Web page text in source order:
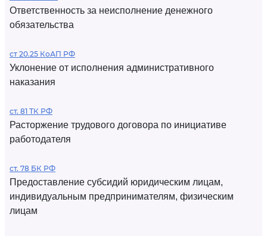
Ответственность за неисполнение денежного
обязательства
ст 20.25 КоАП РФ
Уклонение от исполнения административного
наказания
ст. 81 ТК РФ
Расторжение трудового договора по инициативе
работодателя
ст. 78 БК РФ
Предоставление субсидий юридическим лицам,
индивидуальным предпринимателям, физическим
лицам